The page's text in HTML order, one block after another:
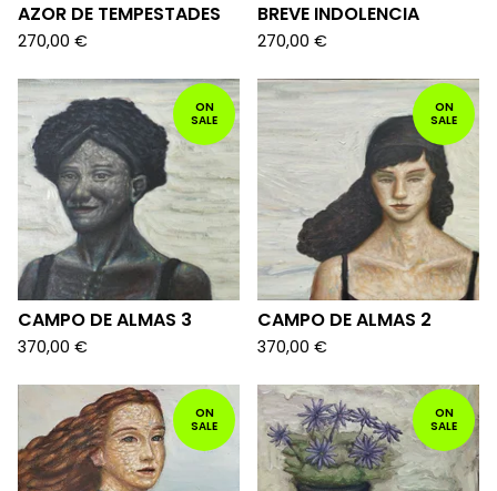
AZOR DE TEMPESTADES
270,00 €
BREVE INDOLENCIA
270,00 €
ON
SALE
CAMPO DE ALMAS 3
370,00 €
ON
SALE
CAMPO DE ALMAS 2
370,00 €
ON
SALE
ON
SALE